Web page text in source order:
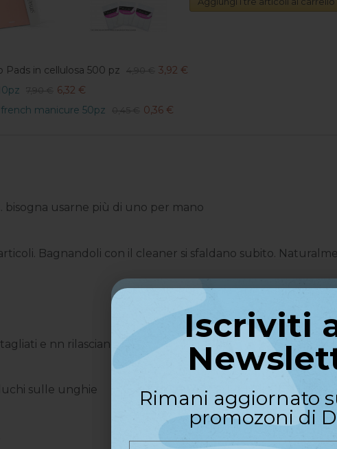
Pads in cellulosa 500 pz
3,92 €
6,32 €
manicure 50pz
0,36 €
bisogna usarne più di uno per mano
Bagnandoli con il cleaner si sfaldano subito.
e nn rilasciano pelucchi
sulle unghie
Iscriviti
Riceverai un codice
benvenuto del10%
acquisto
Iscriviti
Rimani aggiornato
promozoni di
Nome